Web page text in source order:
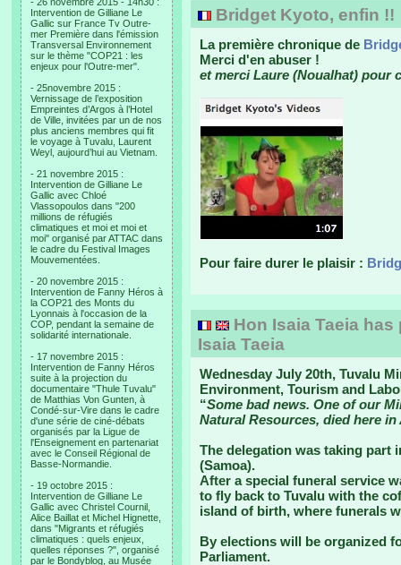
Intervention de Gilliane Le
Gallic sur France Tv Outre-
mer Première dans l'émission
Transversal Environnement
sur le thème "COP21 : les
enjeux pour l'Outre-mer".
- 25novembre 2015 :
Vernissage de l’exposition
Empreintes d’Argos à l’Hotel
de Ville, invitées par un de nos
plus anciens membres qui fit
le voyage à Tuvalu, Laurent
Weyl, aujourd’hui au Vietnam.
- 21 novembre 2015 :
Intervention de Gilliane Le
Gallic avec Chloé
Vlassopoulos dans "200
millions de réfugiés
climatiques et moi et moi et
moi" organisé par ATTAC dans
le cadre du Festival Images
Mouvementées.
- 20 novembre 2015 :
Intervention de Fanny Héros à
la COP21 des Monts du
Lyonnais à l'occasion de la
COP, pendant la semaine de
solidarité internationale.
- 17 novembre 2015 :
Intervention de Fanny Héros
suite à la projection du
documentaire "Thule Tuvalu"
de Matthias Von Gunten, à
Condé-sur-Vire dans le cadre
d'une série de ciné-débats
organisés par la Ligue de
l'Enseignement en partenariat
avec le Conseil Régional de
Basse-Normandie.
- 19 octobre 2015 :
Intervention de Gilliane Le
Gallic avec Christel Cournil,
Alice Baillat et Michel Hignette,
dans "Migrants et réfugiés
climatiques : quels enjeux,
quelles réponses ?", organisé
par le Bondyblog, au Musée
Bridget Kyoto, enfin !!
La première chronique de
Merci d'en abuser !
et merci Laure (Noualhat) pour
Pour faire durer le plaisir :
Hon Isaia Taeia
Isaia Taeia
Wednesday July 20th, Tuvalu
Environment, Tourism and
“Some bad news. One of our
Natural Resources, died here in
The delegation was taking part
(Samoa).
After a special funeral service
to fly back to Tuvalu with the
island of birth, where funerals
By elections will be organized
Parliament.